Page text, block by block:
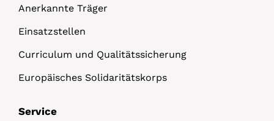
Anerkannte Träger
Einsatzstellen
Curriculum und Qualitätssicherung
Europäisches Solidaritätskorps
Service